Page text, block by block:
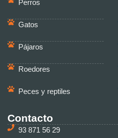
Perros
Gatos
Pájaros
Roedores
Peces y reptiles
Contacto
93 871 56 29